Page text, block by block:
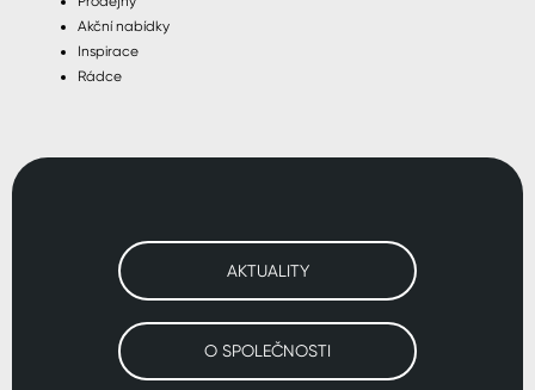
Akční nabídky
Inspirace
Rádce
AKTUALITY
O SPOLEČNOSTI